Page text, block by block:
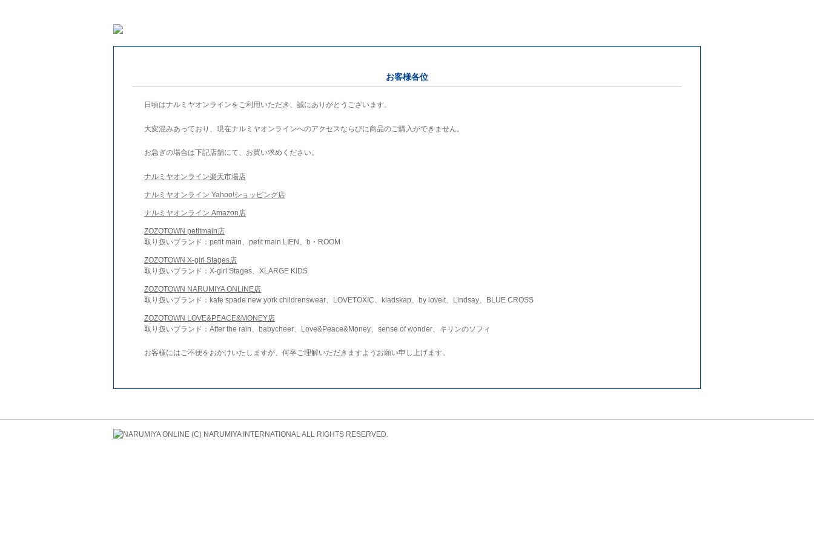
お客様各位
日頃はナルミヤオンラインをご利用いただき、誠にありがとうございます。
大変混みあっており、現在ナルミヤオンラインへのアクセスならびに商品のご購入ができません。
お急ぎの場合は下記店舗にて、お買い求めください。
ナルミヤオンライン楽天市場店
ナルミヤオンライン Yahoo!ショッピング店
ナルミヤオンライン Amazon店
ZOZOTOWN petitmain店
取り扱いブランド：petit main、petit main LIEN、b・ROOM
ZOZOTOWN X-girl Stages店
取り扱いブランド：X-girl Stages、XLARGE KIDS
ZOZOTOWN NARUMIYA ONLINE店
取り扱いブランド：kate spade new york childrenswear、LOVETOXIC、kladskap、by loveit、Lindsay、BLUE CROSS
ZOZOTOWN LOVE&PEACE&MONEY店
取り扱いブランド：After the rain、babycheer、Love&Peace&Money、sense of wonder、キリンのソフィ
お客様にはご不便をおかけいたしますが、何卒ご理解いただきますようお願い申し上げます。